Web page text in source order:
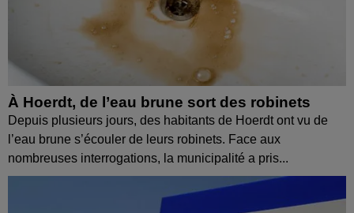
À Hoerdt, de l’eau brune sort des robinets
Depuis plusieurs jours, des habitants de Hoerdt ont vu de
l’eau brune s’écouler de leurs robinets. Face aux
nombreuses interrogations, la municipalité a pris...